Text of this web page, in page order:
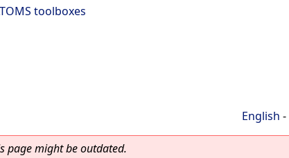
toolboxes
English -
page might be outdated.